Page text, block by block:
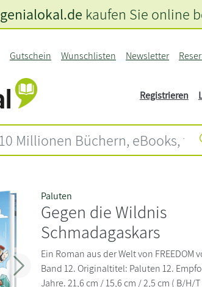
Gutschein Wunschlisten Newsletter
Registrieren
genialokal.de kaufen Sie online
Weiter
Paluten
Gegen die Wildnis
Schmadagaskars
Ein Roman aus der Welt von FREEDOM
Band 12. Originaltitel: Paluten 12.
Jahre. 21,6 cm / 15,6 cm / 2,5 cm ( B/H/T